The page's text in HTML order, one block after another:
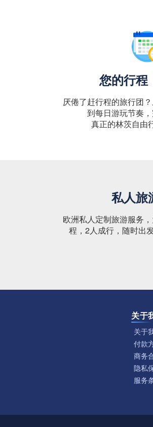
您的行程
厌倦了赶行程的旅行团
到每日游玩节奏，
真正的林茨自由
私人旅
欧洲私人定制旅游服务
程，2人成行，随时出
关于
关于
付款
商务
隐私
服务